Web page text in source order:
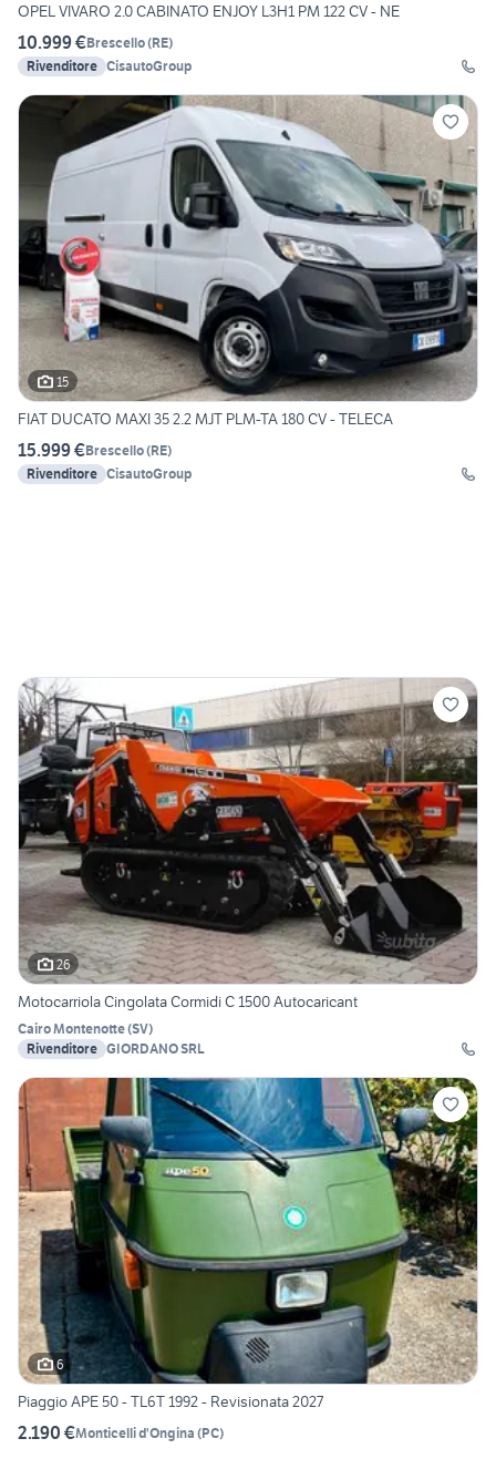
OPEL VIVARO 2.0 CABINATO ENJOY L3H1 PM 122 CV - NE
10.999 €Brescello(RE)
Rivenditore CisautoGroup
15
FIAT DUCATO MAXI 35 2.2 MJT PLM-TA 180 CV - TELECA
15.999 €Brescello(RE)
Rivenditore CisautoGroup
26
Motocarriola Cingolata Cormidi C 1500 Autocaricant
Cairo Montenotte(SV)
Rivenditore GIORDANO SRL
6
Piaggio APE 50 - TL6T 1992 - Revisionata 2027
2.190 €Monticelli d'Ongina (PC)